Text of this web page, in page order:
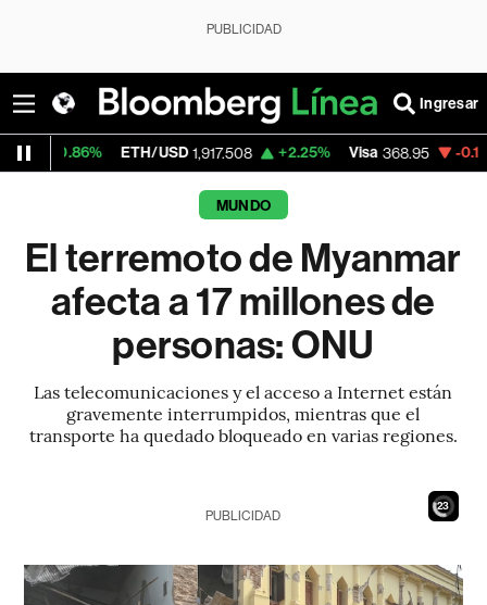
PUBLICIDAD
Ingresar
ETH/USD 1,917.508 +2.25% Visa 368.95 -0.17%
MUNDO
El terremoto de Myanmar
afecta a 17 millones de
personas: ONU
Las telecomunicaciones y el acceso a Internet están
gravemente interrumpidos, mientras que el
transporte ha quedado bloqueado en varias regiones.
21
PUBLICIDAD